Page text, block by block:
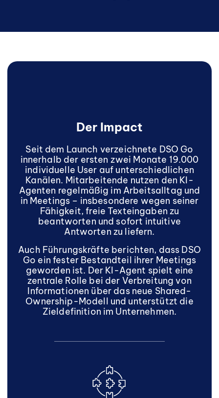
Der Impact
Seit dem Launch verzeichnete DSO Go
innerhalb der ersten zwei Monate 19.000
individuelle User auf unterschiedlichen
Kanälen. Mitarbeitende nutzen den KI-
Agenten regelmäßig im Arbeitsalltag und
in Meetings – insbesondere wegen seiner
Fähigkeit, freie Texteingaben zu
beantworten und sofort intuitive
Antworten zu liefern.
Auch Führungskräfte berichten, dass DSO
Go ein fester Bestandteil ihrer Meetings
geworden ist. Der KI-Agent spielt eine
zentrale Rolle bei der Verbreitung von
Informationen über das neue Shared-
Ownership-Modell und unterstützt die
Zieldefinition im Unternehmen.